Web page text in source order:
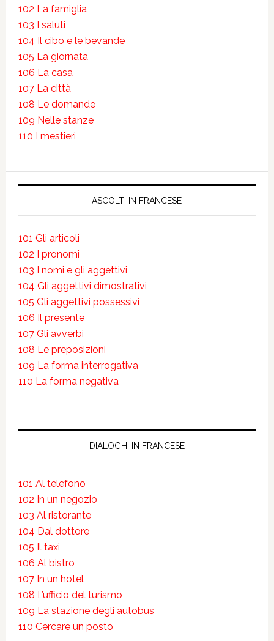
102 La famiglia
103 I saluti
104 Il cibo e le bevande
105 La giornata
106 La casa
107 La città
108 Le domande
109 Nelle stanze
110 I mestieri
ASCOLTI IN FRANCESE
101 Gli articoli
102 I pronomi
103 I nomi e gli aggettivi
104 Gli aggettivi dimostrativi
105 Gli aggettivi possessivi
106 Il presente
107 Gli avverbi
108 Le preposizioni
109 La forma interrogativa
110 La forma negativa
DIALOGHI IN FRANCESE
101 Al telefono
102 In un negozio
103 Al ristorante
104 Dal dottore
105 Il taxi
106 Al bistro
107 In un hotel
108 L’ufficio del turismo
109 La stazione degli autobus
110 Cercare un posto